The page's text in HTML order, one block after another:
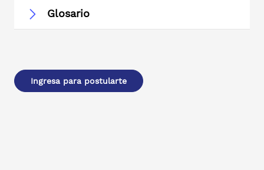
Glosario
Ingresa para postularte